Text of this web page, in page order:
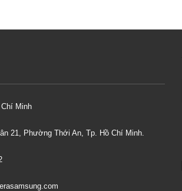
Minh
21, Phường Thới An, Tp. Hồ Chí Minh.